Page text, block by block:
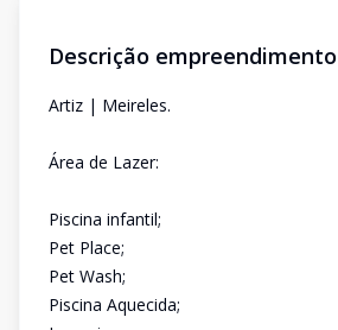
Descrição empreendimento
Artiz | Meireles.
Área de Lazer:
Piscina infantil;
Pet Place;
Pet Wash;
Piscina Aquecida;